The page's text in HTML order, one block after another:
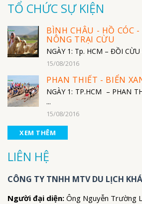
TỔ CHỨC SỰ KIỆN
BÌNH CHÂU - HỒ CÓC
NÔNG TRẠI CỪU
NGÀY 1: Tp. HCM – ĐỒI
15/08/2016
PHAN THIẾT - BIỂN
NGÀY 1: TP.HCM – PHAN
...
15/08/2016
XEM THÊM
LIÊN HỆ
CÔNG TY TNHH MTV DU LỊCH
Người đại diện: Ông Nguyễn Trường